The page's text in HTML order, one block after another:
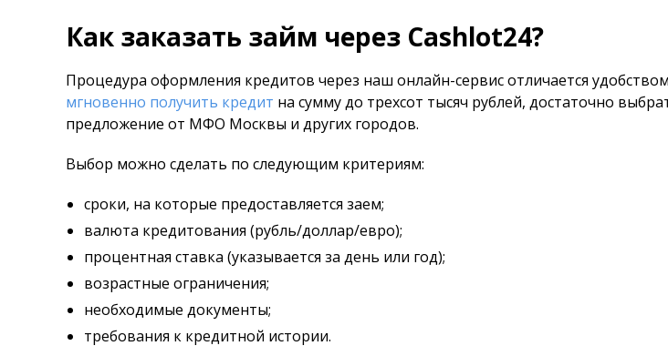
Как заказать займ через Cashlot24?
Процедура оформления кредитов через наш онлайн-сервис отличается
мгновенно получить кредит на сумму до трехсот тысяч рублей, достаточно
предложение от МФО Москвы и других городов.
Выбор можно сделать по следующим критериям:
сроки, на которые предоставляется заем;
валюта кредитования (рубль/доллар/евро);
процентная ставка (указывается за день или год);
возрастные ограничения;
необходимые документы;
требования к кредитной истории.